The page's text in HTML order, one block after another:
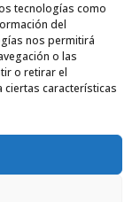
tecnologías como
del
nos permitirá
o las
o retirar el
ciertas características